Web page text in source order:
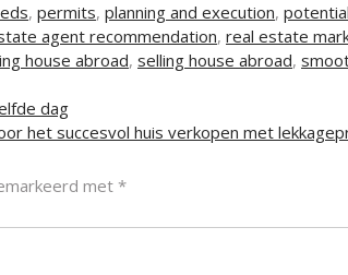
, permits, planning and execution,
agent recommendation, real estate
house abroad, selling house abroad,
dag
het succesvol huis verkopen met
met*